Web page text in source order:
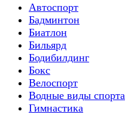
Автоспорт
Бадминтон
Биатлон
Бильярд
Бодибилдинг
Бокс
Велоспорт
Водные виды спорта
Гимнастика